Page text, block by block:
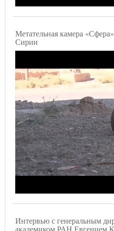
Метательная камера
Сирии
Интервью с генеральным
академиком РАН Евгением